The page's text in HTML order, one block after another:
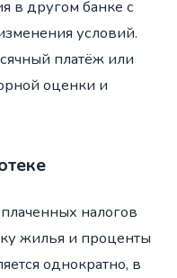
в другом банке с
условий.
платёж или
оценки и
налогов
жилья и проценты
однократно, в